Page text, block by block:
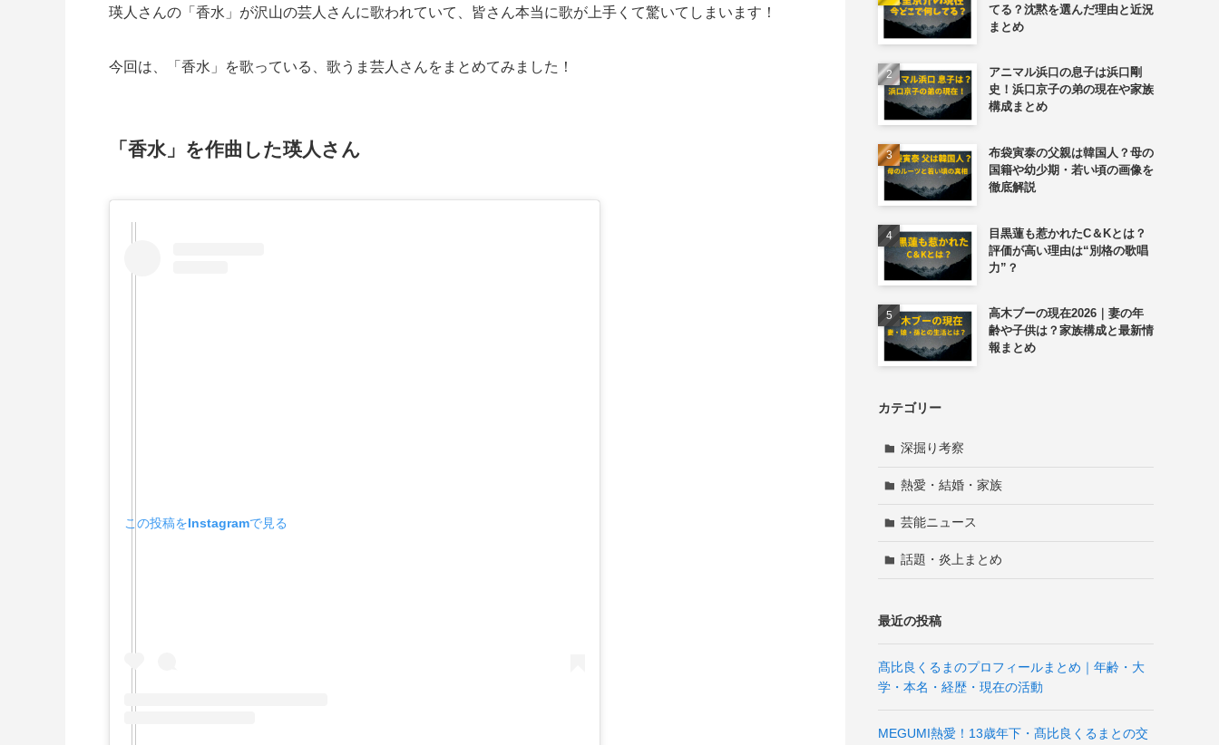
瑛人さんの「香水」が沢山の芸人さんに歌われていて、皆さん本当に歌が上手くて驚いてしまいます！
今回は、「香水」を歌っている、歌うま芸人さんをまとめてみました！
「香水」を作曲した瑛人さん
この投稿をInstagramで見る
てる？沈黙を選んだ理由と近況
まとめ
アニマル浜口の息子は浜口剛
史！浜口京子の弟の現在や家族
構成まとめ
布袋寅泰の父親は韓国人？母の
国籍や幼少期・若い頃の画像を
徹底解説
目黒蓮も惹かれたC＆Kとは？
評価が高い理由は“別格の歌唱
力”？
高木ブーの現在2026｜妻の年
齢や子供は？家族構成と最新情
報まとめ
カテゴリー
深掘り考察
熱愛・結婚・家族
芸能ニュース
話題・炎上まとめ
最近の投稿
髙比良くるまのプロフィールまとめ｜年齢・大
学・本名・経歴・現在の活動
MEGUMI熱愛！13歳年下・髙比良くるまとの交